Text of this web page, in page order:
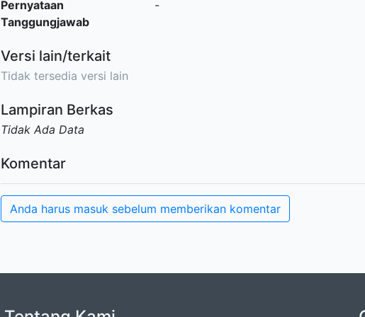
Pernyataan
Tanggungjawab
-
Versi lain/terkait
Tidak tersedia versi lain
Lampiran Berkas
Tidak Ada Data
Komentar
Anda harus masuk sebelum memberikan komentar